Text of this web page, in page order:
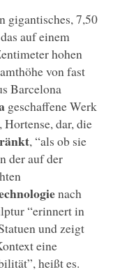
gigantisches, 7,50
auf einem
hohen
von fast
Barcelona
geschaffene Werk
, Hortense, dar, die
, “als ob sie
der auf der
nach
“erinnert in
und zeigt
eine
heißt es.